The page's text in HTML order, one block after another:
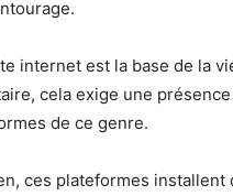
internet est la base de la
cela exige une
de ce genre.
ces plateformes